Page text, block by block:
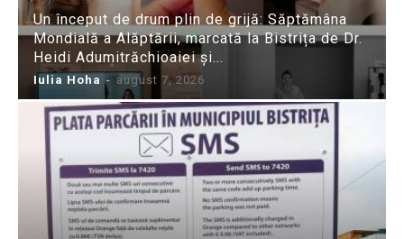
Un început de drum plin de grijă: Săptămâna
Mondială a Alăptării, marcată la Bistrița de Dr.
Heidi Adumitrăchioaiei și...
Iulia Hoha - august 7, 2026